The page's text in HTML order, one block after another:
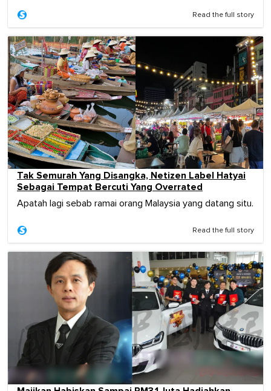
Read the full story
Tak Semurah Yang Disangka, Netizen Label Hatyai
Sebagai Tempat Bercuti Yang Overrated
Apatah lagi sebab ramai orang Malaysia yang datang situ.
Read the full story